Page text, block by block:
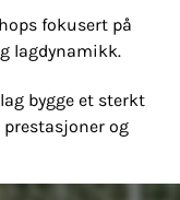
fokusert på
lagdynamikk.
bygge et sterkt
og